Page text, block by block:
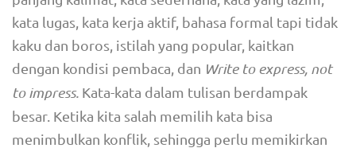
kata lugas, kata kerja aktif, bahasa formal tapi tidak
kaku dan boros, istilah yang popular, kaitkan
dengan kondisi pembaca, dan Write to express, not
to impress. Kata-kata dalam tulisan berdampak
besar. Ketika kita salah memilih kata bisa
menimbulkan konflik, sehingga perlu memikirkan